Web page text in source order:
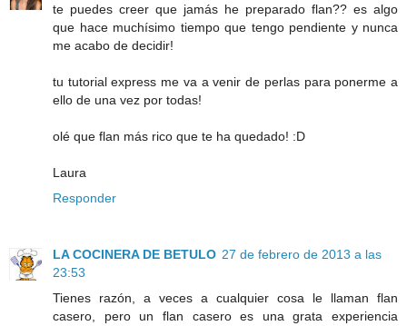
te puedes creer que jamás he preparado flan?? es algo
que hace muchísimo tiempo que tengo pendiente y nunca
me acabo de decidir!
tu tutorial express me va a venir de perlas para ponerme a
ello de una vez por todas!
olé que flan más rico que te ha quedado! :D
Laura
Responder
LA COCINERA DE BETULO 27 de febrero de 2013 a las
23:53
Tienes razón, a veces a cualquier cosa le llaman flan
casero, pero un flan casero es una grata experiencia